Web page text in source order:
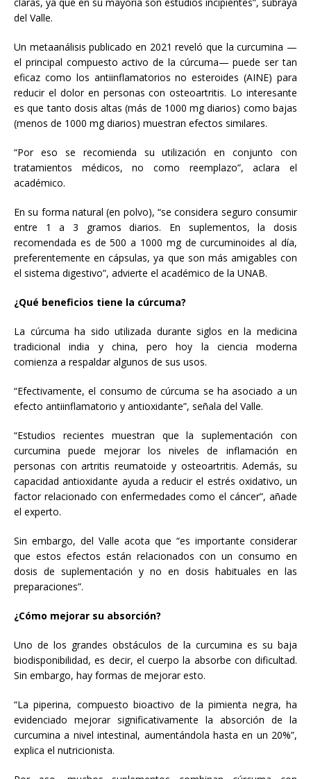
del Valle.
Un metaanálisis publicado en 2021 reveló que la curcumina —
el principal compuesto activo de la cúrcuma— puede ser tan
eficaz como los antiinflamatorios no esteroides (AINE) para
reducir el dolor en personas con osteoartritis. Lo interesante
es que tanto dosis altas (más de 1000 mg diarios) como bajas
(menos de 1000 mg diarios) muestran efectos similares.
“Por eso se recomienda su utilización en conjunto con
tratamientos médicos, no como reemplazo”, aclara el
académico.
En su forma natural (en polvo), “se considera seguro consumir
entre 1 a 3 gramos diarios. En suplementos, la dosis
recomendada es de 500 a 1000 mg de curcuminoides al día,
preferentemente en cápsulas, ya que son más amigables con
el sistema digestivo”, advierte el académico de la UNAB.
¿Qué beneficios tiene la cúrcuma?
La cúrcuma ha sido utilizada durante siglos en la medicina
tradicional india y china, pero hoy la ciencia moderna
comienza a respaldar algunos de sus usos.
“Efectivamente, el consumo de cúrcuma se ha asociado a un
efecto antiinflamatorio y antioxidante”, señala del Valle.
“Estudios recientes muestran que la suplementación con
curcumina puede mejorar los niveles de inflamación en
personas con artritis reumatoide y osteoartritis. Además, su
capacidad antioxidante ayuda a reducir el estrés oxidativo, un
factor relacionado con enfermedades como el cáncer”, añade
el experto.
Sin embargo, del Valle acota que “es importante considerar
que estos efectos están relacionados con un consumo en
dosis de suplementación y no en dosis habituales en las
preparaciones”.
¿Cómo mejorar su absorción?
Uno de los grandes obstáculos de la curcumina es su baja
biodisponibilidad, es decir, el cuerpo la absorbe con dificultad.
Sin embargo, hay formas de mejorar esto.
“La piperina, compuesto bioactivo de la pimienta negra, ha
evidenciado mejorar significativamente la absorción de la
curcumina a nivel intestinal, aumentándola hasta en un 20%”,
explica el nutricionista.